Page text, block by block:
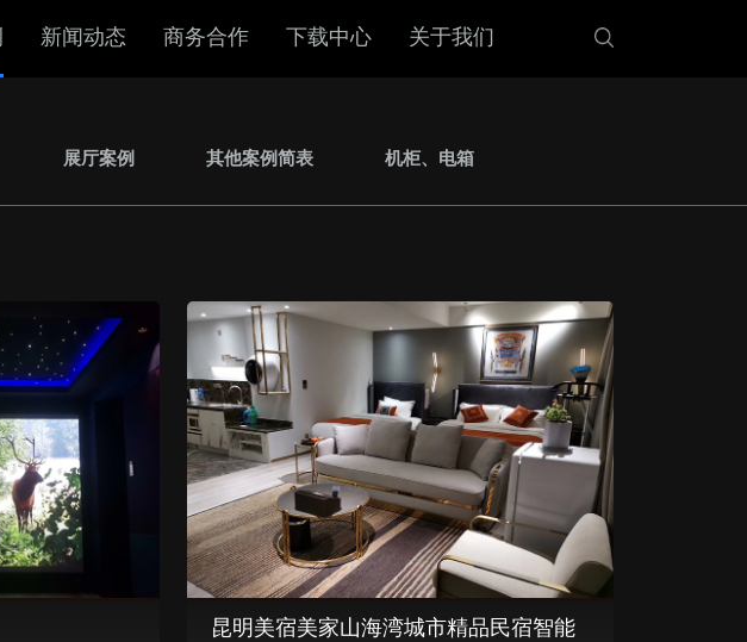
新闻动态 商务合作 下载中心 关于我们
展厅案例 其他案例简表 机柜、电箱
昆明美宿美家山海湾城市精品民宿智能